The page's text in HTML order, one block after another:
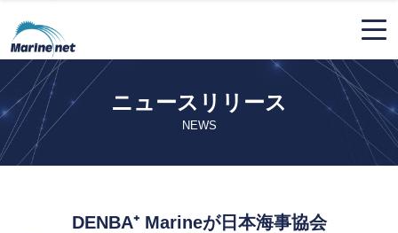
NEWS
ニュースリリース
DENBA⁺ Marineが日本海事協会